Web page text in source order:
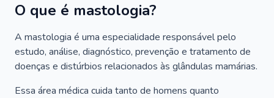
O que é mastologia?
A mastologia é uma especialidade responsável pelo
estudo, análise, diagnóstico, prevenção e tratamento de
doenças e distúrbios relacionados às glândulas mamárias.
Essa área médica cuida tanto de homens quanto